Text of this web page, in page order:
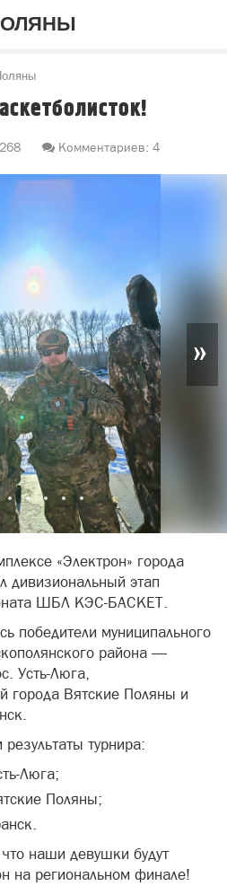
Комментариев: 4
»
«Электрон» города
дивизиональный этап
ШБЛ КЭС-БАСКЕТ.
победители муниципального
района —
Усть-Люга,
города Вятские Поляны и
турнира:
Люга;
Поляны;
наши девушки будут
на региональном финале!